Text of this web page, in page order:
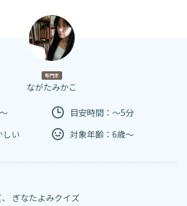
専門家
ながたみかこ
目安時間：～5分
しい
対象年齢：6歳～
、 ぎなたよみクイズ